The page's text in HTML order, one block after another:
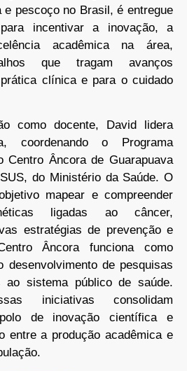
pescoço no Brasil, é entregue
incentivar a inovação, a
acadêmica na área,
que tragam avanços
clínica e para o cuidado
como docente, David lidera
coordenando o Programa
Centro Âncora de Guarapuava
do Ministério da Saúde. O
mapear e compreender
ligadas ao câncer,
estratégias de prevenção e
Âncora funciona como
desenvolvimento de pesquisas
ao sistema público de saúde.
iniciativas consolidam
de inovação científica e
entre a produção acadêmica e